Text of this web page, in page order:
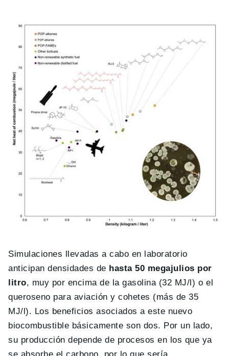
Simulaciones llevadas a cabo en laboratorio
anticipan densidades de hasta 50 megajulios por
litro, muy por encima de la gasolina (32 MJ/l) o el
queroseno para aviación y cohetes (más de 35
MJ/l). Los beneficios asociados a este nuevo
biocombustible básicamente son dos. Por un lado,
su producción depende de procesos en los que ya